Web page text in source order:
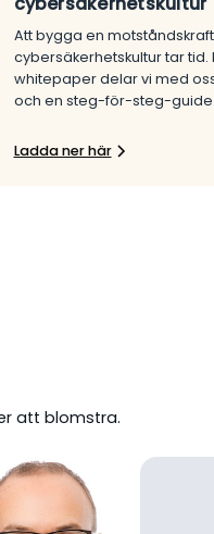
Att bygga en
cybersäkerhetskultur tar tid.
whitepaper delar vi med
och en steg-för-steg-guide.
Ladda ner här
att blomstra.